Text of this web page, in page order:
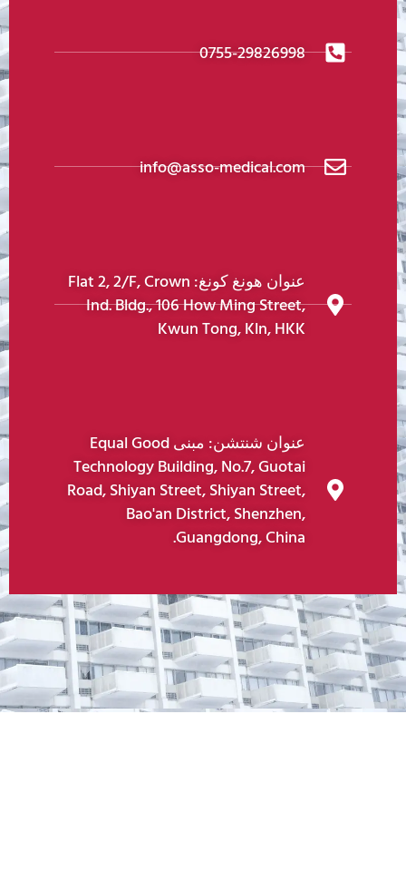
0755-29826998
info@asso-medical.com
عنوان هونغ كونغ: Flat 2, 2/F, Crown
Ind. Bldg., 106 How Ming Street,
Kwun Tong, Kln, HKK
عنوان شنتشن: مبنى Equal Good
Technology Building, No.7, Guotai
Road, Shiyan Street, Shiyan Street,
Bao'an District, Shenzhen,
Guangdong, China.